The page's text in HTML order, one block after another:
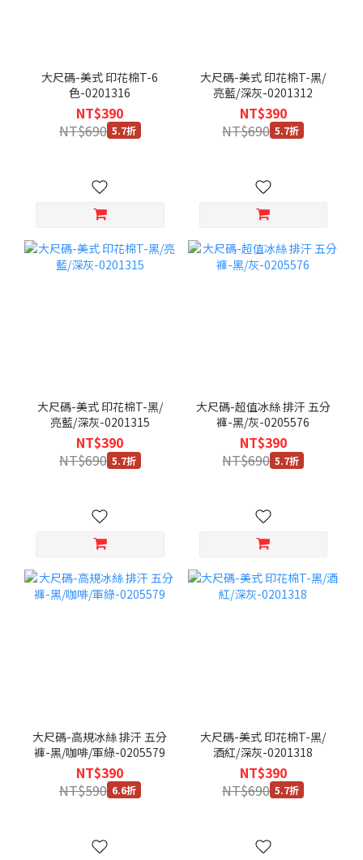
大尺碼-美式 印花棉T-6
色-0201316
NT$390
NT$690 5.7折
大尺碼-美式 印花棉T-黑/
亮藍/深灰-0201312
NT$390
NT$690 5.7折
大尺碼-美式 印花棉T-黑/
亮藍/深灰-0201315
NT$390
NT$690 5.7折
大尺碼-超值冰絲 排汗 五分
褲-黑/灰-0205576
NT$390
NT$690 5.7折
大尺碼-高規冰絲 排汗 五分
褲-黑/咖啡/軍綠-0205579
NT$390
NT$590 6.6折
大尺碼-美式 印花棉T-黑/
酒紅/深灰-0201318
NT$390
NT$690 5.7折